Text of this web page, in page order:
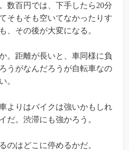
数百円では、下手したら20分
そもそも空いてなかったりす
、その後が大変になる。
。距離が長いと、車同様に負
うがなんだろうが自転車なの
。
よりはバイクは強いかもしれ
だ。渋滞にも強かろう。
のはどこに停めるかだ。